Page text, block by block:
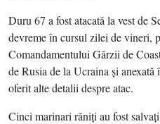
Duru 67 a fost atacată la vest de
devreme în cursul zilei de vineri,
Comandamentului Gărzii de
de Rusia de la Ucraina şi
oferit alte detalii despre atac.
Cinci marinari răniţi au fost